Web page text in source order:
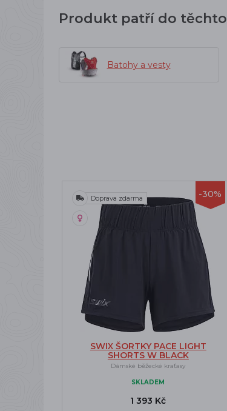
Produkt patří do
Batohy a vesty
-30%
Doprava zdarma
SWIX ŠORTKY PACE LIGHT
SHORTS W BLACK
Dámské běžecké kraťasy
SKLADEM
1 393 Kč